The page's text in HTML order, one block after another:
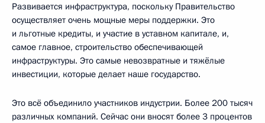
Развивается инфраструктура, поскольку Правительство
осуществляет очень мощные меры поддержки. Это
и льготные кредиты, и участие в уставном капитале, и,
самое главное, строительство обеспечивающей
инфраструктуры. Это самые невозвратные и тяжёлые
инвестиции, которые делает наше государство.
Это всё объединило участников индустрии. Более 200 тысяч
различных компаний. Сейчас они вносят более 3 процентов